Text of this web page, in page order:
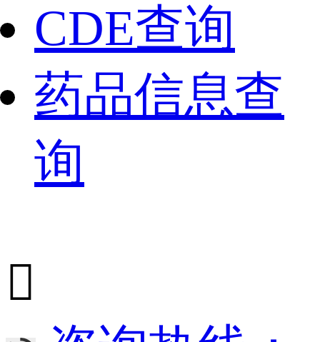
CDE查询
药品信息查
询
